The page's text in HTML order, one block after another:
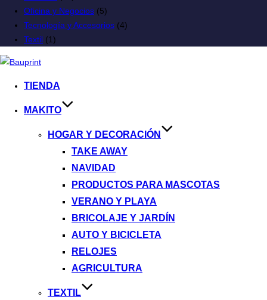
Oficina y Negocios (5)
Tecnología y Accesorios (4)
Textil (1)
TIENDA
MAKITO
HOGAR Y DECORACIÓN
TAKE AWAY
NAVIDAD
PRODUCTOS PARA MASCOTAS
VERANO Y PLAYA
BRICOLAJE Y JARDÍN
AUTO Y BICICLETA
RELOJES
AGRICULTURA
TEXTIL